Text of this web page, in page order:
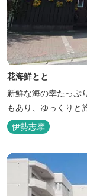
花海鮮とと
新鮮な海の幸たっぷ
もあり、ゆっくりと
伊勢志摩